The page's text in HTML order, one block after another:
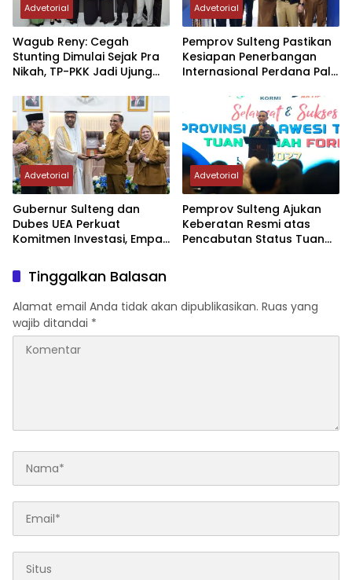
Advetorial
Wagub Reny: Cegah
Stunting Dimulai Sejak Pra
Nikah, TP-PKK Jadi Ujung
Advetorial
Pemprov Sulteng Pastikan
Kesiapan Penerbangan
Internasional Perdana Palu
Advetorial
Gubernur Sulteng dan
Dubes UEA Perkuat
Komitmen Investasi, Empat
Advetorial
Pemprov Sulteng Ajukan
Keberatan Resmi atas
Pencabutan Status Tuan
Tinggalkan Balasan
Alamat email Anda tidak akan dipublikasikan. Ruas yang
wajib ditandai *